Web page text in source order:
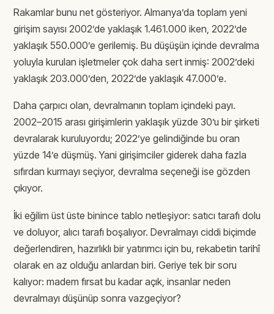
Rakamlar bunu net gösteriyor. Almanya’da toplam yeni
girişim sayısı 2002’de yaklaşık 1.461.000 iken, 2022’de
yaklaşık 550.000’e gerilemiş. Bu düşüşün içinde devralma
yoluyla kurulan işletmeler çok daha sert inmiş: 2002’deki
yaklaşık 203.000’den, 2022’de yaklaşık 47.000’e.
Daha çarpıcı olan, devralmanın toplam içindeki payı.
2002–2015 arası girişimlerin yaklaşık yüzde 30’u bir şirketi
devralarak kuruluyordu; 2022’ye gelindiğinde bu oran
yüzde 14’e düşmüş. Yani girişimciler giderek daha fazla
sıfırdan kurmayı seçiyor, devralma seçeneği ise gözden
çıkıyor.
İki eğilim üst üste binince tablo netleşiyor: satıcı tarafı dolu
ve doluyor, alıcı tarafı boşalıyor. Devralmayı ciddi biçimde
değerlendiren, hazırlıklı bir yatırımcı için bu, rekabetin tarihî
olarak en az olduğu anlardan biri. Geriye tek bir soru
kalıyor: madem fırsat bu kadar açık, insanlar neden
devralmayı düşünüp sonra vazgeçiyor?